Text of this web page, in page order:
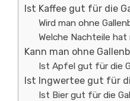
Ist Kaffee gut für die
Wird man ohne
Welche Nachteile hat
Kann man ohne
Ist Apfel gut für die
Ist Ingwertee gut für
Ist Bier gut für die